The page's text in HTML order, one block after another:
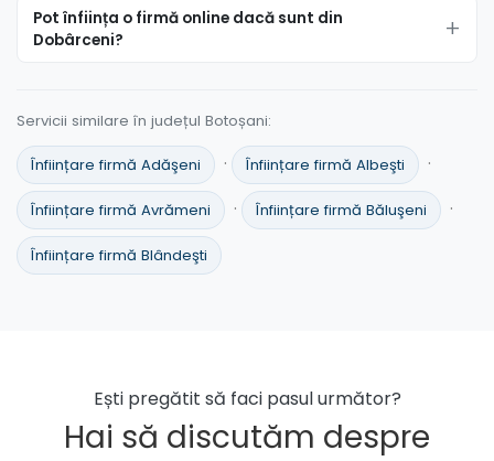
Pot înființa o firmă online dacă sunt din
Dobârceni?
Servicii similare în județul Botoșani:
Înființare firmă Adăşeni · Înființare firmă Albeşti ·
Înființare firmă Avrămeni · Înființare firmă Băluşeni ·
Înființare firmă Blândeşti
Ești pregătit să faci pasul următor?
Hai să discutăm despre